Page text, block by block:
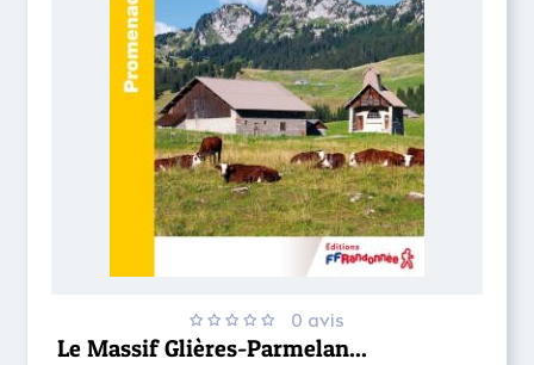
0 avis
Le Massif Glières-Parmelan...